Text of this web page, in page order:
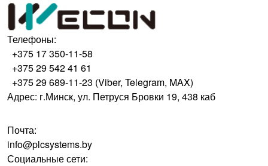
Телефоны:
+375 17 350-11-58
+375 29 542 41 61
+375 29 689-11-23 (Viber, Telegram, MAX)
Адрес: г.Минск, ул. Петруся Бровки 19, 438 каб
Почта:
info@plcsystems.by
Социальные сети: